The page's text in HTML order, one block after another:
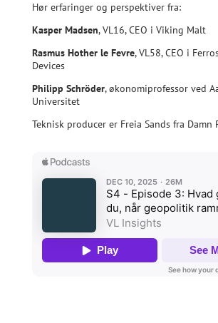
Hør erfaringer og perspektiver fra:
Kasper Madsen, VL16, CEO i Viking Malt
Rasmus Hother le Fevre, VL58, CEO i
Devices
Philipp Schröder, økonomiprofessor ved
Universitet
Teknisk producer er Freia Sands fra Damn